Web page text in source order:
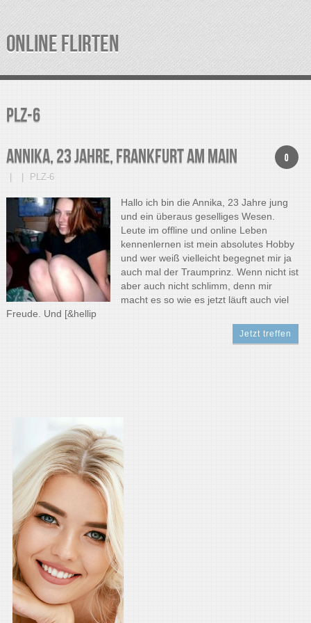
ONLINE FLIRTEN
PLZ-6
0
Annika, 23 Jahre, Frankfurt am Main
PLZ-6
Hallo ich bin die Annika, 23 Jahre jung
und ein überaus geselliges Wesen.
Leute im offline und online Leben
kennenlernen ist mein absolutes Hobby
und wer weiß vielleicht begegnet mir ja
auch mal der Traumprinz. Wenn nicht ist
aber auch nicht schlimm, denn mir
macht es so wie es jetzt läuft auch viel
Freude. Und [&hellip
Jetzt treffen